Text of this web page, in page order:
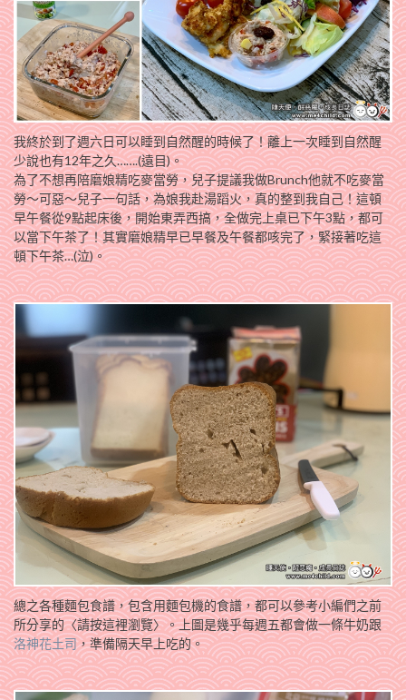
我終於到了週六日可以睡到自然醒的時候了！離上一次睡到自然醒
少說也有12年之久…….(遠目)。
為了不想再陪磨娘精吃麥當勞，兒子提議我做Brunch他就不吃麥當
勞～可惡～兒子一句話，為娘我赴湯蹈火，真的整到我自己！這頓
早午餐從9點起床後，開始東弄西搞，全做完上桌已下午3點，都可
以當下午茶了！其實磨娘精早已早餐及午餐都咳完了，緊接著吃這
頓下午茶…(泣)。
總之各種麵包食譜，包含用麵包機的食譜，都可以參考小編們之前
所分享的〈請按這裡瀏覽〉。上圖是幾乎每週五都會做一條牛奶跟
洛神花土司，準備隔天早上吃的。